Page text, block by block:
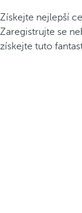
Získejte nejlepší
Zaregistrujte se
získejte tuto